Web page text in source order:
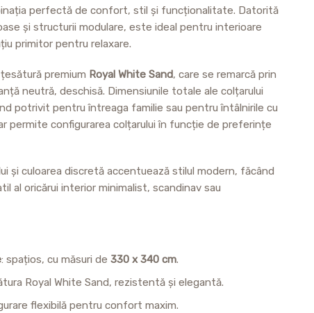
perfectă de confort, stil și funcționalitate. Datorită
și structurii modulare, este ideal pentru interioare
primitor pentru relaxare.
premium Royal White Sand, care se remarcă prin
neutră, deschisă. Dimensiunile totale ale colțarului
potrivit pentru întreaga familie sau pentru întâlnirile cu
permite configurarea colțarului în funcție de preferințe
și culoarea discretă accentuează stilul modern, făcând
al oricărui interior minimalist, scandinav sau
: spațios, cu măsuri de 330 x 340 cm.
Royal White Sand, rezistentă și elegantă.
flexibilă pentru confort maxim.